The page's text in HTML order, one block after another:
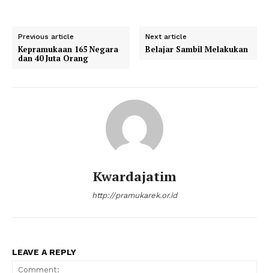
Previous article
Kepramukaan 165 Negara
dan 40 Juta Orang
Next article
Belajar Sambil Melakukan
Kwardajatim
http://pramukarek.or.id
LEAVE A REPLY